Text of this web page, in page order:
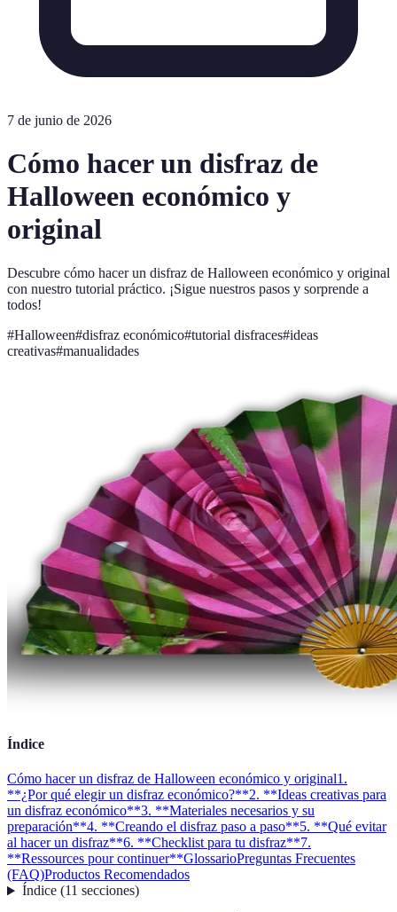
7 de junio de 2026
Cómo hacer un disfraz de
Halloween económico y
original
Descubre cómo hacer un disfraz de Halloween económico y original
con nuestro tutorial práctico. ¡Sigue nuestros pasos y sorprende a
todos!
#Halloween#disfraz económico#tutorial disfraces#ideas
creativas#manualidades
Índice
Cómo hacer un disfraz de Halloween económico y original1.
**¿Por qué elegir un disfraz económico?**2. **Ideas creativas para
un disfraz económico**3. **Materiales necesarios y su
preparación**4. **Creando el disfraz paso a paso**5. **Qué evitar
al hacer un disfraz**6. **Checklist para tu disfraz**7.
**Ressources pour continuer**GlossarioPreguntas Frecuentes
(FAQ)Productos Recomendados
Índice(11 secciones)